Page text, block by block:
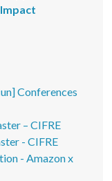
Conferences
– CIFRE
- CIFRE
- Amazon x